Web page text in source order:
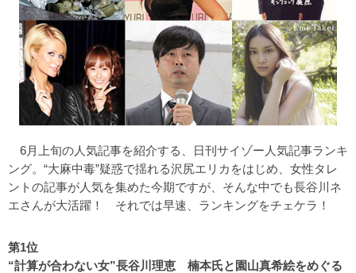
6月上旬の人気記事を紹介する、日刊サイゾー人気記事ランキ
ング。“大麻中毒”疑惑で揺れる沢尻エリカをはじめ、女性タレ
ントの記事が人気を集めた今期ですが、そんな中でも長谷川ネ
エさんが大活躍！ それでは早速、ランキングをチェケラ！
第1位
“計算が合わない女”長谷川理恵 楠本氏と園山真希絵をめぐる